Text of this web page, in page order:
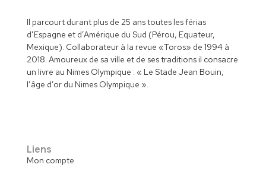
Il parcourt durant plus de 25 ans toutes les férias
d’Espagne et d’Amérique du Sud (Pérou, Equateur,
Mexique). Collaborateur à la revue «Toros» de 1994 à
2018. Amoureux de sa ville et de ses traditions il consacre
un livre au Nimes Olympique : « Le Stade Jean Bouin,
l’âge d’or du Nimes Olympique ».
Liens
Mon compte